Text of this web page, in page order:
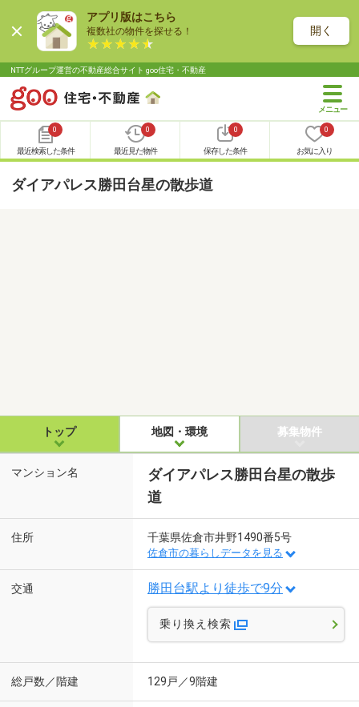
アプリ版はこちら
複数社の物件を探せる！ 開く
NTTグループ運営の不動産総合サイト goo住宅・不動産
0
最近検索した条件
0
最近見た物件
0
保存した条件
0
お気に入り
ダイアパレス勝田台星の散歩道
トップ 地図・環境 募集物件
マンション名
ダイアパレス勝田台星の散歩
道
住所 千葉県佐倉市井野1490番5号
佐倉市の暮らしデータを見る
交通 勝田台駅より徒歩で9分
乗り換え検索
総戸数／階建 129戸／9階建